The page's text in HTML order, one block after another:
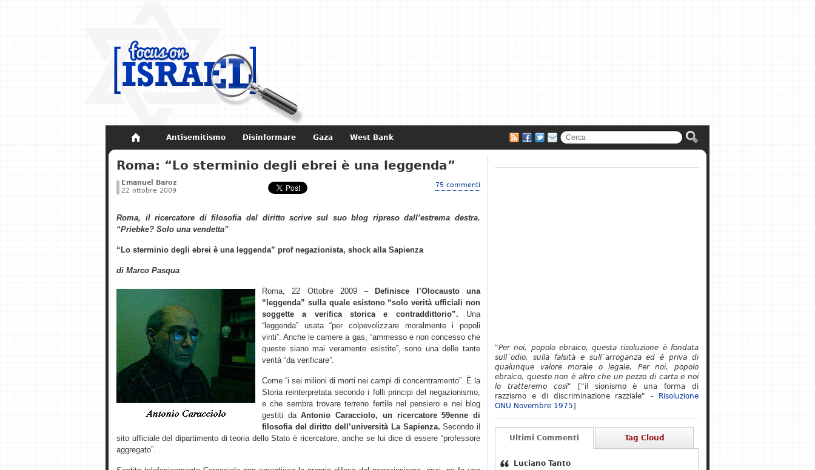
Antisemitismo Disinformare Gaza West Bank
Non dimenticare Storia di Israele
Roma: “Lo sterminio degli ebrei è una leggenda”
Emanuel Baroz
22 ottobre 2009
75 commenti
Roma, il ricercatore di filosofia del diritto scrive sul suo blog ripreso dall’estrema destra.
“Priebke? Solo una vendetta”
“Lo sterminio degli ebrei è una leggenda” prof negazionista, shock alla Sapienza
di Marco Pasqua
Roma, 22 Ottobre 2009 –
Definisce l’Olocausto una
“leggenda” sulla quale esistono “solo verità ufficiali non
soggette a verifica storica e contraddittorio”. Una
“leggenda” usata “per colpevolizzare moralmente i popoli
vinti”. Anche le camere a gas, “ammesso e non concesso che
queste siano mai veramente esistite”, sono una delle tante
verità “da verificare”.
Come “i sei milioni di morti nei campi di concentramento”. È la
Storia reinterpretata secondo i folli principi del negazionismo,
e che sembra trovare terreno fertile nel pensiero e nei blog
gestiti daAntonio Caracciolo, un ricercatore 59enne di
filosofia del diritto dell’università La Sapienza. Secondo il
sito ufficiale del dipartimento di teoria dello Stato è ricercatore, anche se lui dice di essere “professore
aggregato”.
"Per noi, popolo ebraico, questa risoluzione è fondata
sull´odio, sulla falsità e sull´arroganza ed è priva di
qualunque valore morale o legale. Per noi, popolo
ebraico, questo non è altro che un pezzo di carta e noi
lo tratteremo così" ["il sionismo è una forma di
razzismo e di discriminazione razziale" -
Risoluzione
ONU Novembre 1975]
Ultimi Commenti Tag Cloud
Luciano Tanto